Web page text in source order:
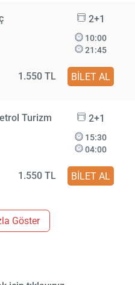
2+1
10:00
21:45
1.550 TL BİLET AL
Turizm 2+1
15:30
04:00
1.550 TL BİLET AL
Göster